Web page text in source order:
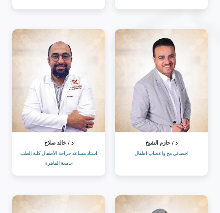
د / حازم الشيخ
اخصائي مخ واعصاب اطفال
د / خالد صلاح
استاذ مساعد جراحة الأطفال كلية الطب
جامعة القاهرة